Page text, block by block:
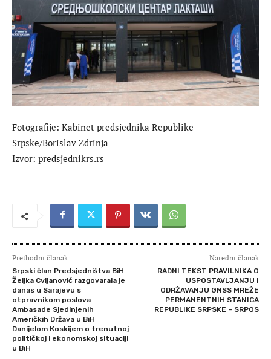
Fotografije: Kabinet predsjednika Republike
Srpske/Borislav Zdrinja
Izvor: predsjednikrs.rs
Prethodni članak
Srpski član Predsjedništva BiH
Željka Cvijanović razgovarala je
danas u Sarajevu s
otpravnikom poslova
Ambasade Sjedinjenih
Američkih Država u BiH
Danijelom Кoskijem o trenutnoj
političkoj i ekonomskoj situaciji
u BiH
Naredni članak
RADNI TEKST PRAVILNIKA O
USPOSTAVLJANJU I
ODRŽAVANJU GNSS MREŽE
PERMANENTNIH STANICA
REPUBLIKE SRPSKE – SRPOS